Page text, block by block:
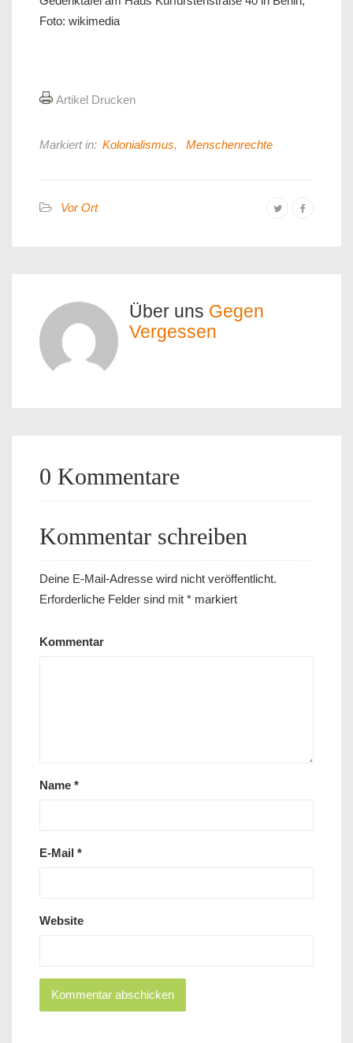
Foto: wikimedia
Artikel Drucken
Markiert in: Kolonialismus, Menschenrechte
Vor Ort
Über uns Gegen
Vergessen
0 Kommentare
Kommentar schreiben
Deine E-Mail-Adresse wird nicht veröffentlicht.
Erforderliche Felder sind mit * markiert
Kommentar
Name *
E-Mail *
Website